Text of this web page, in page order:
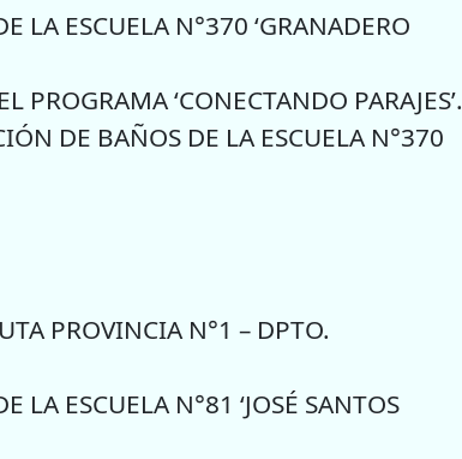
LA ESCUELA N°370 ‘GRANADERO
PROGRAMA ‘CONECTANDO PARAJES’.
DE BAÑOS DE LA ESCUELA N°370
PROVINCIA N°1 – DPTO.
ESCUELA N°81 ‘JOSÉ SANTOS